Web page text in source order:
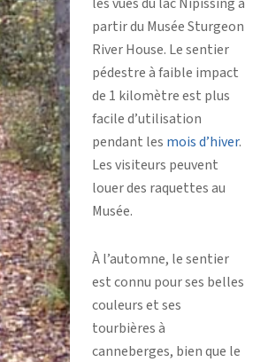
partir du Musée Sturgeon
River House. Le sentier
pédestre à faible impact
de 1 kilomètre est plus
facile d’utilisation
pendant les mois d’hiver.
Les visiteurs peuvent
louer des raquettes au
Musée.
À l’automne, le sentier
est connu pour ses belles
couleurs et ses
tourbières à
canneberges, bien que le